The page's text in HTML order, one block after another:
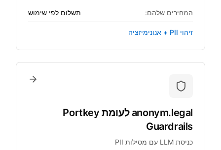
המחירים שלהם: תשלום לפי שימוש
זיהוי PII + אנונימיזציה
anonym.legal לעומת Portkey
Guardrails
כניסת LLM עם מסילות PII